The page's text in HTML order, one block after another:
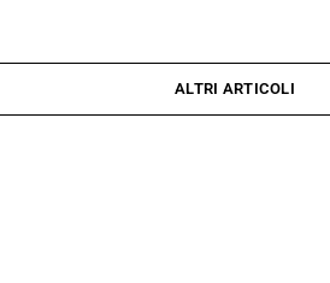
ALTRI ARTICOLI